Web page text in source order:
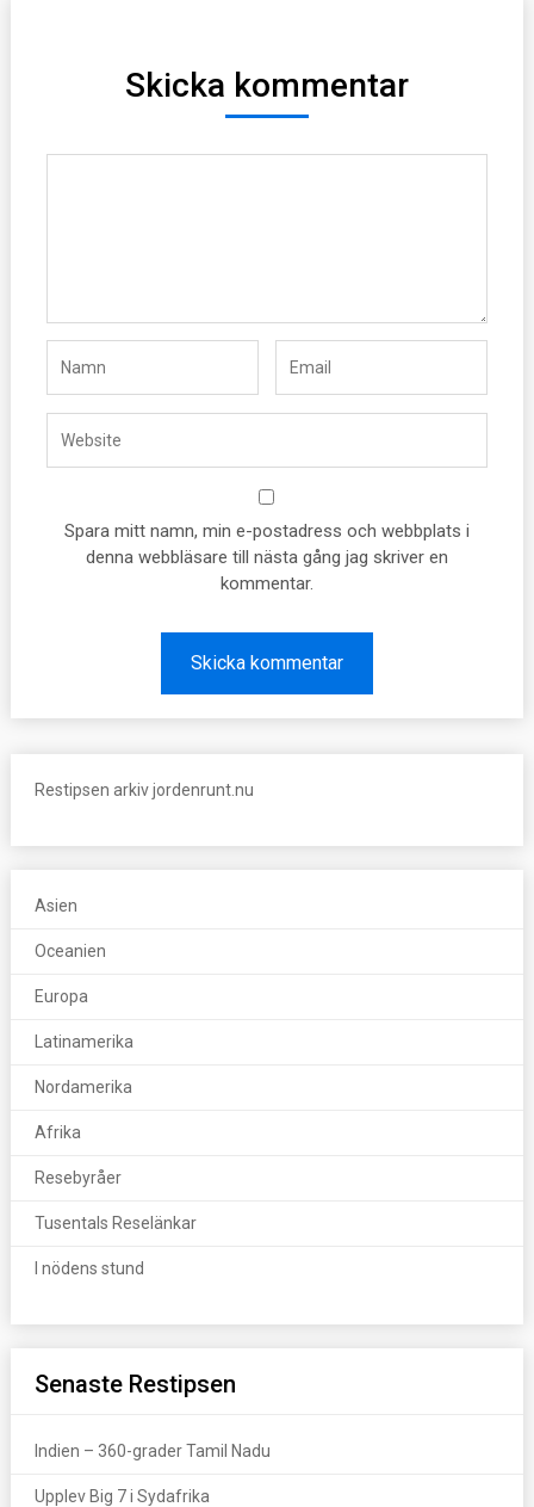
Skicka kommentar
Spara mitt namn, min e-postadress och webbplats i
denna webbläsare till nästa gång jag skriver en
kommentar.
Restipsen arkiv jordenrunt.nu
Asien
Oceanien
Europa
Latinamerika
Nordamerika
Afrika
Resebyråer
Tusentals Reselänkar
I nödens stund
Senaste Restipsen
Indien – 360-grader Tamil Nadu
Upplev Big 7 i Sydafrika